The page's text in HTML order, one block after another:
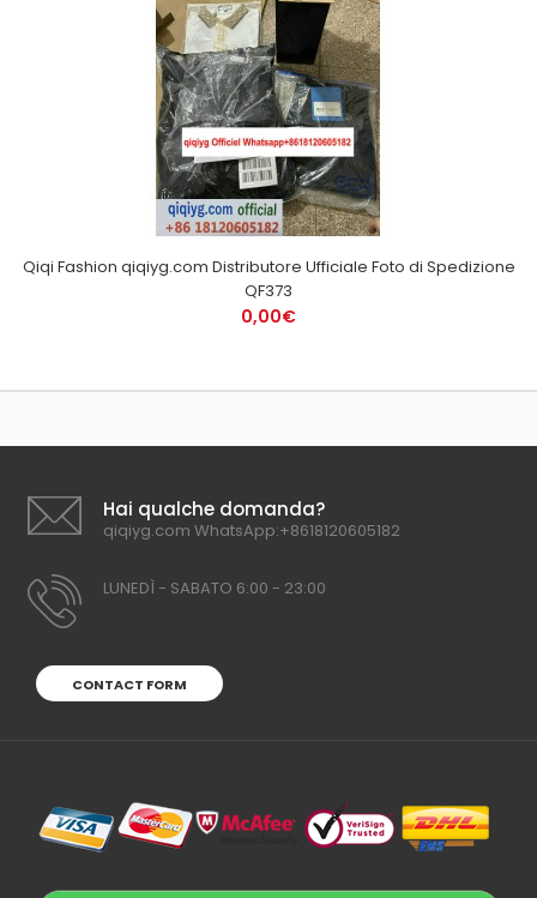
Qiqi Fashion qiqiyg.com Distributore Ufficiale Foto di Spedizione
QF373
0,00€
Hai qualche domanda?
qiqiyg.com WhatsApp:+8618120605182
LUNEDÌ - SABATO 6:00 - 23:00
CONTACT FORM